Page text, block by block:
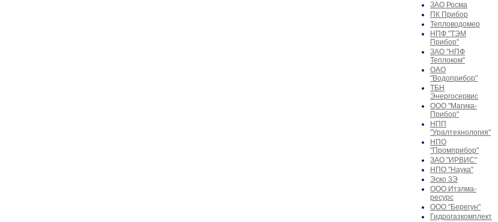
ЗАО Росма
ПК Прибор
Тепловодомер
НПФ "ТЭМ
Прибор"
ЗАО "НПФ
Теплоком"
ОАО
"Водоприбор"
ТБН
Энергосервис
ООО "Магика-
Прибор"
НПП
"Уралтехнология"
НПО
"Промприбор"
ЗАО "ИРВИС"
НПО "Наука"
Эско 3Э
ООО Итэлма-
ресурс
ООО "Берегун"
Гидрогазкомплект